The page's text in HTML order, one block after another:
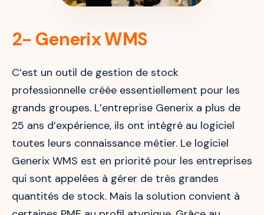
2- Generix WMS
C’est un outil de gestion de stock
professionnelle créée essentiellement pour les
grands groupes. L’entreprise Generix a plus de
25 ans d’expérience, ils ont intégré au logiciel
toutes leurs connaissance métier. Le logiciel
Generix WMS est en priorité pour les entreprises
qui sont appelées à gérer de très grandes
quantités de stock. Mais la solution convient à